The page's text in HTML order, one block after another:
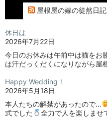
屋根屋の嫁の徒然日記
休日は
2026年7月22日
今日のお休みは午前中は猫をお
は汗だっくだくになりながら
Happy Wedding！
2026年5月18日
本人たちの解禁があったので…
式でした
全力で人を楽しま